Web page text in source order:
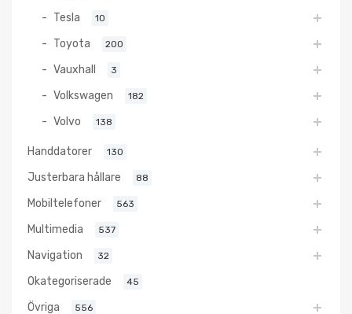
Tesla 10
Toyota 200
Vauxhall 3
Volkswagen 182
Volvo 138
Handdatorer 130
Justerbara hållare 88
Mobiltelefoner 563
Multimedia 537
Navigation 32
Okategoriserade 45
Övriga 556